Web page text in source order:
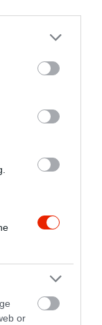
more Google
may click to
party tags to
below Google
or